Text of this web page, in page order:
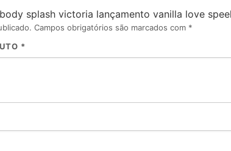
splash victoria lançamento vanilla love
Campos obrigatórios são marcados com *
*